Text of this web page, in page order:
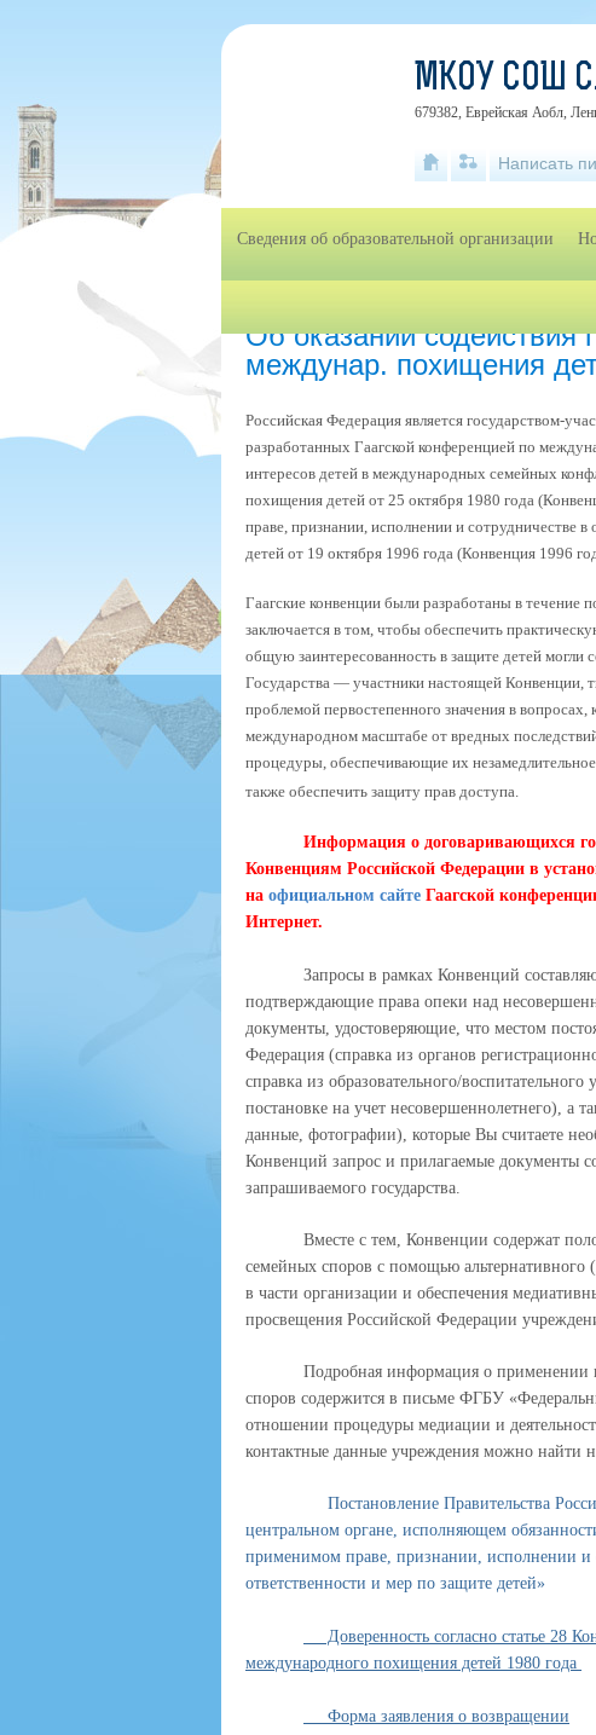
Об оказании содействия гражданам в
Об оказании содействия
междунар. похищения
Российская Федерация является государством-
разработанных Гаагской конференцией по
интересов детей в международных семейных
похищения детей от 25 октября 1980 года
праве, признании, исполнении и сотрудничестве
детей от 19 октября 1996 года (Конвенция 1996
Гаагские конвенции были разработаны в течение
заключается в том, чтобы обеспечить
общую заинтересованность в защите детей могли
Государства — участники настоящей Конвенции,
проблемой первостепенного значения в
международном масштабе от вредных
процедуры, обеспечивающие их
также обеспечить защиту прав доступа.
Информация о договаривающихся
Конвенциям Российской Федерации в
на официальном сайте Гаагской
Интернет.
Запросы в рамках Конвенций
подтверждающие права опеки над
документы, удостоверяющие, что местом
Федерация (справка из органов
справка из образовательного/
постановке на учет несовершеннолетнего), а
данные, фотографии), которые Вы считаете
Конвенций запрос и прилагаемые документы
запрашиваемого государства.
Вместе с тем, Конвенции содержат
семейных споров с помощью альтернативного
в части организации и обеспечения
просвещения Российской Федерации
Подробная информация о применении
споров содержится в письме ФГБУ
отношении процедуры медиации и
контактные данные учреждения можно найти
Постановление Правительства
центральном органе, исполняющем
применимом праве, признании, исполнении и
ответственности и мер по защите детей»
Доверенность согласно статье 28
международного похищения детей 1980 года
Форма заявления о возвращении
МКОУ СОШ
679382, Еврейская Аобл,
Написать
Сведения об образовательной организации